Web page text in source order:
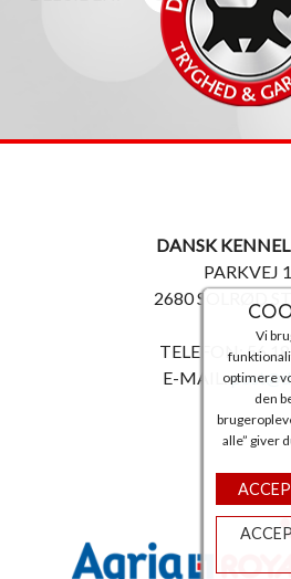
Vi
optimere
den
alle” giver
DANSK
PARKVEJ 1
2680 SOLRØD
TELEFON: 56
E-MAIL: